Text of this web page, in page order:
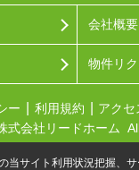
会社概要
物件リ
ー 利用規約 アク
式会社リードホーム
当サイト利用状況把握、